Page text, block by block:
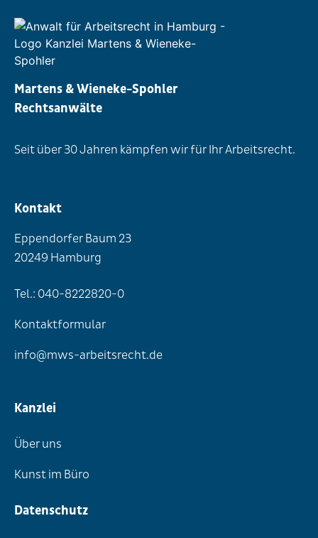
Martens & Wieneke-Spohler
Rechtsanwälte
Seit über 30 Jahren kämpfen wir für Ihr Arbeitsrecht.
Kontakt
Eppendorfer Baum 23
20249 Hamburg
Tel.: 040-8222820-0
Kontaktformular
info@mws-arbeitsrecht.de
Kanzlei
Über uns
Kunst im Büro
Datenschutz